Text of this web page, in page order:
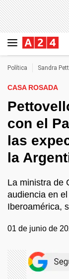
Política Sandra
CASA ROSADA
con el
las
la
La ministra de
audiencia en
Iberoamérica,
01 de junio de